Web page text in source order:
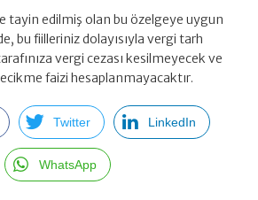
tayin edilmiş olan bu özelgeye uygun
bu fiilleriniz dolayısıyla vergi tarh
vergi cezası kesilmeyecek ve
faizi hesaplanmayacaktır.
Twitter LinkedIn
WhatsApp